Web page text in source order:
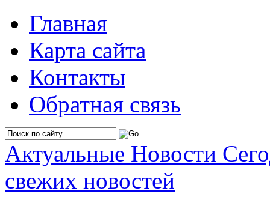
Главная
Карта сайта
Контакты
Обратная связь
Актуальные Новости
свежих новостей